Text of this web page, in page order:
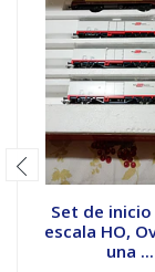
Set de
escala HO,
una ...